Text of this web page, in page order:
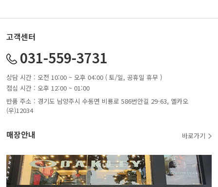
고객센터
031-559-3731
상담 시간 : 오전 10:00 ~ 오후 04:00 ( 토/일, 공휴일 휴무 )
점심 시간 : 오후 12:00 ~ 01:00
반품 주소 : 경기도 남양주시 수동면 비룡로 586번안길 29-63, 옐카오
(우)12034
매장안내 바로가기